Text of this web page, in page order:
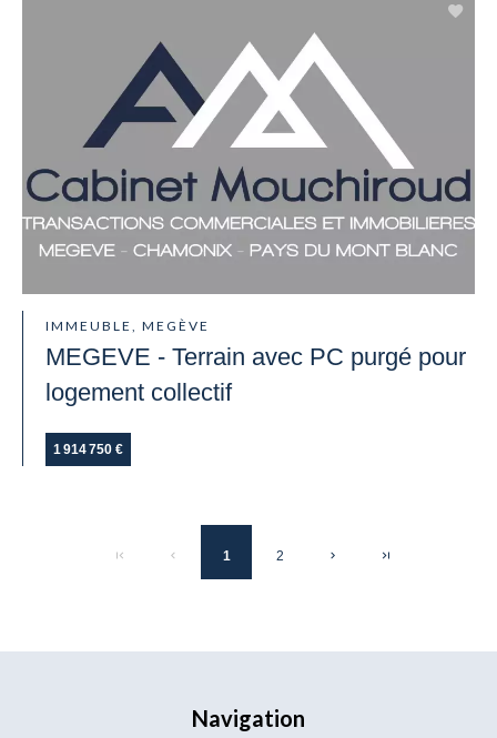
IMMEUBLE, MEGÈVE
MEGEVE - Terrain avec PC purgé pour
logement collectif
1 914 750 €
1 2
Navigation